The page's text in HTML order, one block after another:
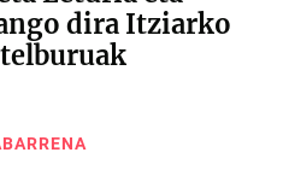
dira Itziarko